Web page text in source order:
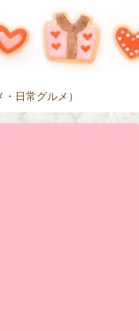
日常グルメ）